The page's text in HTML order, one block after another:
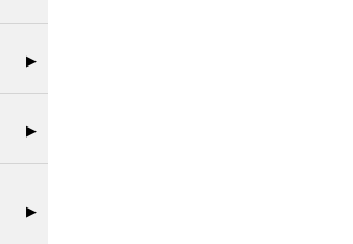
Rozwiń sekcję "Tworzenie programów nauczania"
▶
Rozwiń sekcję "Weryfikacja i odbiór zestawów
▶
Rozwiń sekcję "Weryfikacja i odbiór produktów
▶